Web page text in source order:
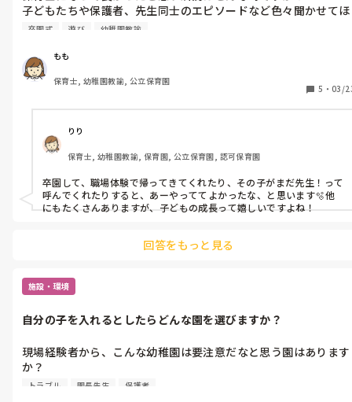
拙い分ですが参考になれば…😌
子どもたちや保護者、先生同士のエピソードなど色々聞かせてほ
しいです☺️♡
も抱っこしてあげたら、ニコーーっと笑顔を見せてくれた瞬間を
10年経った今も鮮明に覚えています🥹
卒園式 遊び 幼稚園教諭
もも
保育士, 幼稚園教諭, 公立保育園
5 ・ 03/
りり
保育士, 幼稚園教諭, 保育園, 公立保育園, 認可保育園
卒園して、職場体験で帰ってきてくれたり、その子がまだ先生！って
呼んでくれたりすると、あーやっててよかったな、と思います🫧他
にもたくさんありますが、子どもの成長って嬉しいですよね！
回答をもっと見る
施設・環境
自分の子を入れるとしたらどんな園を選びますか？
現場経験者から、こんな幼稚園は要注意だなと思う園はあります
か？
自分の子を入れるとしたらどんなところをチェックしますか？
トラブル 園長先生 保護者